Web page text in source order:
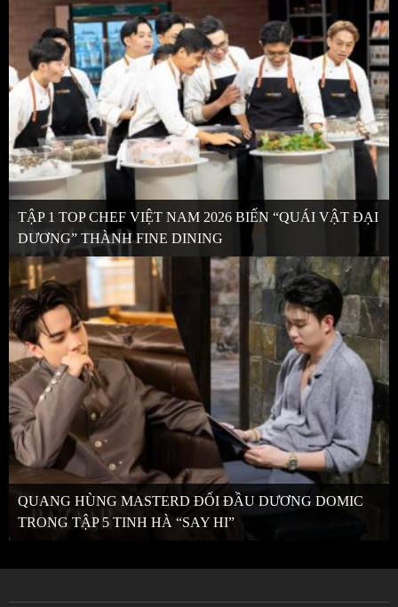
TẬP 1 TOP CHEF VIỆT NAM 2026 BIẾN “QUÁI VẬT ĐẠI
DƯƠNG” THÀNH FINE DINING
QUANG HÙNG MASTERD ĐỐI ĐẦU DƯƠNG DOMIC
TRONG TẬP 5 TINH HÀ “SAY HI”